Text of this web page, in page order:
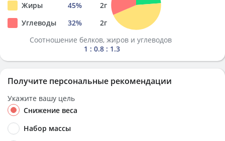
Жиры
45% 2г
Углеводы
32% 2г
Соотношение белков, жиров и углеводов
1 : 0.8 : 1.3
Получите персональные рекомендации
Укажите вашу цель
Снижение веса
Набор массы